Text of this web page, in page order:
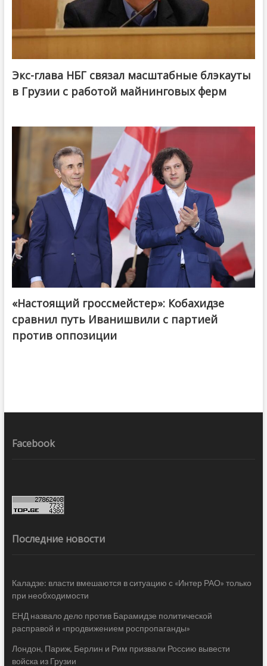
Экс-глава НБГ связал масштабные блэкауты
в Грузии с работой майнинговых ферм
@ქართული ოცნება / Georgian Dream
«Настоящий гроссмейстер»: Кобахидзе
сравнил путь Иванишвили с партией
против оппозиции
Facebook
Последние новости
Каладзе: власти вмешаются в ситуацию с «Интер РАО» только
при необходимости
ЕНД назвало дело против Барамидзе политической
расправой и «продвижением роспропаганды»
Лондон, Париж, Берлин и Рим призвали Россию вывести
войска из Грузии